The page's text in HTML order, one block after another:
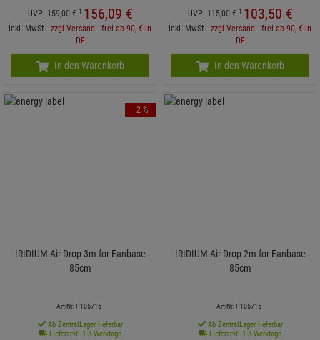
UVP: 159,00 € 1 156,09 €
inkl. MwSt. zzgl Versand - frei ab 90,-€ in
DE
In den Warenkorb
UVP: 115,00 € 1 103,50 €
inkl. MwSt. zzgl Versand - frei ab 90,-€ in
DE
In den Warenkorb
IRIDIUM Air Drop 3m for Fanbase
85cm
Art-Nr. P105716
Ab ZentralLager lieferbar
Lieferzeit: 1-3 Werktage
- 2 %
IRIDIUM Air Drop 2m for Fanbase
85cm
Art-Nr. P105715
Ab ZentralLager lieferbar
Lieferzeit: 1-3 Werktage